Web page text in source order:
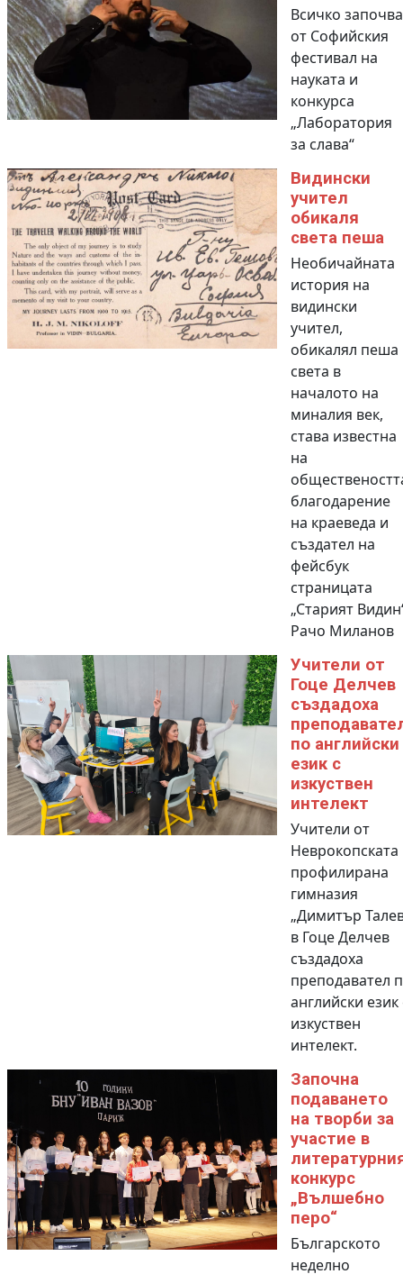
Всичко започва
от Софийския
фестивал на
науката и
конкурса
„Лаборатория
за слава“
Видински
учител
обикаля
света пеша
Необичайната
история на
видински
учител,
обикалял пеша
света в
началото на
миналия век,
става известна
на
благодарение
на краеведа и
създател на
фейсбук
страницата
„Старият
Рачо Миланов
Учители от
Гоце Делчев
създадоха
по английски
език с
изкуствен
интелект
Учители от
Неврокопската
профилирана
гимназия
„Димитър
в Гоце Делчев
създадоха
преподавател
английски език
изкуствен
интелект.
Започна
подаването
на творби за
участие в
конкурс
„Вълшебно
перо“
Българското
неделно